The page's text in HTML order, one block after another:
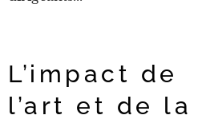
L’impact de
l’art et de la